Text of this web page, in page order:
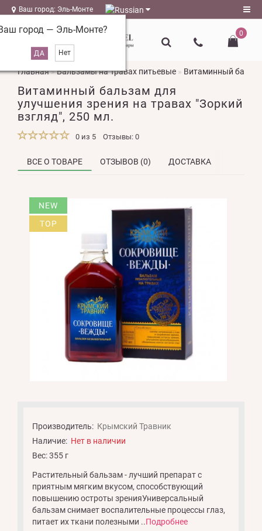
Ваш город: Эль-Монте
город — Эль-Монте?
Регистрация
Авторизация
magazin@l-
naturel.ru
0
Главная Бальзамы на Травах питьевые Витаминный
Витаминный бальзам для
улучшения зрения на травах "Зоркий
взгляд", 250 мл.
0 из 5 Отзывы: 0
ВСЕ О ТОВАРЕ ОТЗЫВОВ (0) ДОСТАВКА
NEW
TOP
Производитель: Крымский Травник
Наличие: Нет в наличии
Вес: 355 г
Растительный бальзам - лучший препарат с
приятным мягким вкусом, способствующий
повышению остроты зренияУниверсальный
бальзам снимает воспалительные процессы глаз,
питает их ткани полезными ..Подробнее